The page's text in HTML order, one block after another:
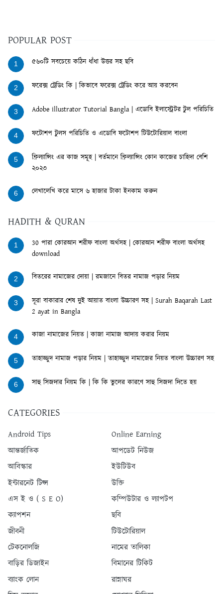
POPULAR POST
1 ৫৬০টি সবচেয়ে কঠিন ধাঁধা উত্তর সহ ছবি
2 ফরেক্স ট্রেডিং কি | কিভাবে ফরেক্স ট্রেডিং করে আয় করবেন
3 Adobe illustrator Tutorial Bangla | এডোবি ইলাস্ট্রেটর টুল পরিচিতি
4 ফটোশপ টুলস পরিচিতি ও এডোবি ফটোশপ টিউটোরিয়াল বাংলা
5
ফ্রিল্যান্সিং এর কাজ সমূহ | বর্তমানে ফ্রিল্যান্সিং কোন কাজের চাহিদা বেশি
২০২৩
6 লেখালেখি করে মাসে ৬ হাজার টাকা ইনকাম করুন
HADITH & QURAN
1
30 পারা কোরআন শরীফ বাংলা অর্থসহ | কোরআন শরীফ বাংলা অর্থসহ
download
2 বিতরের নামাজের দোয়া | রমজানে বিতর নামাজ পড়ার নিয়ম
3
সূরা বাকারার শেষ দুই আয়াত বাংলা উচ্চারণ সহ | Surah Baqarah Last
2 ayat in Bangla
4 কাজা নামাজের নিয়ত | কাজা নামাজ আদায় করার নিয়ম
5 তাহাজ্জুদ নামাজ পড়ার নিয়ম | তাহাজ্জুদ নামাজের নিয়ত বাংলা উচ্চারণ সহ
6 সাহু সিজদার নিয়ম কি | কি কি ভুলের কারণে সাহু সিজদা দিতে হয়
CATEGORIES
Android Tips
Online Earning
আন্তর্জাতিক
আপডেট নিউজ
আবিস্কার
ইউটিউব
ইন্টারনেট টিপ্স
উক্তি
এস ই ও ( S E O)
কম্পিউটার ও ল্যাপটপ
ক্যাপশন
ছবি
জীবনী
টিউটোরিয়াল
টেকনোলজি
নামের তালিকা
বাড়ির ডিজাইন
বিমানের টিকিট
ব্যাংক লোন
রান্নাঘর